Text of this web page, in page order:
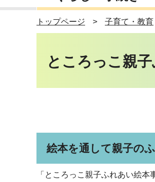
トップページ 子育て・教育
ところっこ親
絵本を通して親子の
「ところっこ親子ふれあい絵